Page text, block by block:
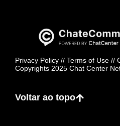
Privacy Policy // Terms of Use //
Copyrights 2025 Chat Center
Voltar ao topo